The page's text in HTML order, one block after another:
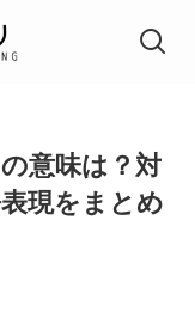
意味は？対
現をまとめ